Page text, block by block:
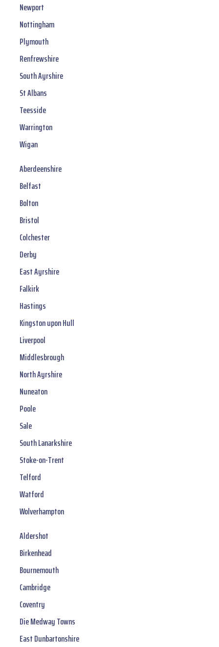
Newport
Nottingham
Plymouth
Renfrewshire
South Ayrshire
St Albans
Teesside
Warrington
Wigan
Aberdeenshire
Belfast
Bolton
Bristol
Colchester
Derby
East Ayrshire
Falkirk
Hastings
Kingston upon Hull
Liverpool
Middlesbrough
North Ayrshire
Nuneaton
Poole
Sale
South Lanarkshire
Stoke-on-Trent
Telford
Watford
Wolverhampton
Aldershot
Birkenhead
Bournemouth
Cambridge
Coventry
Die Medway Towns
East Dunbartonshire